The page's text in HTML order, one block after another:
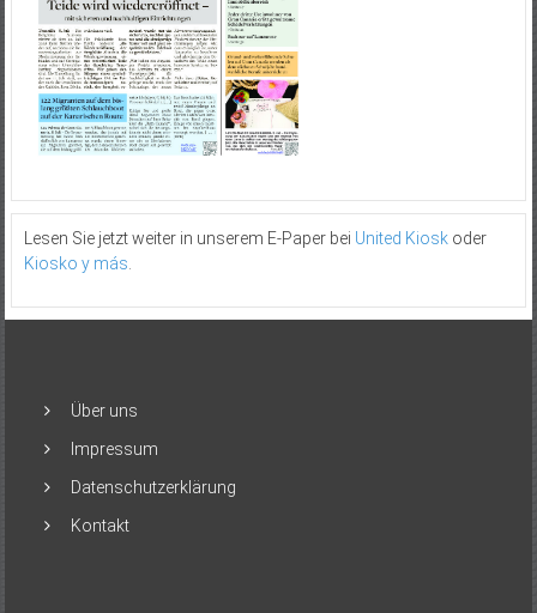
Lesen Sie jetzt weiter in unserem E-Paper bei United Kioskoder
Kiosko y más.
Über uns
Impressum
Datenschutzerklärung
Kontakt